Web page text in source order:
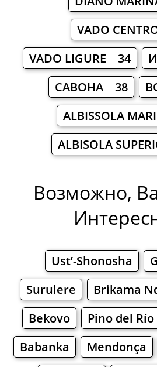
VADO
VADO LIGURE 34
САВОНА 38
ALBISSOLA
ALBISOLA
Возможно,
Ust’-Shonosha
Surulere
Brikama
Bekovo
Pino del Río
Babanka
Mendonça